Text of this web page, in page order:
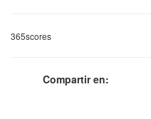
365scores
Compartir en: